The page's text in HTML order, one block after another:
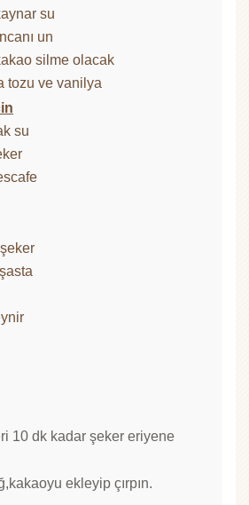
su
un
silme olacak
tozu ve vanilya
su
10 dk kadar şeker eriyene
ekleyip çırpın.